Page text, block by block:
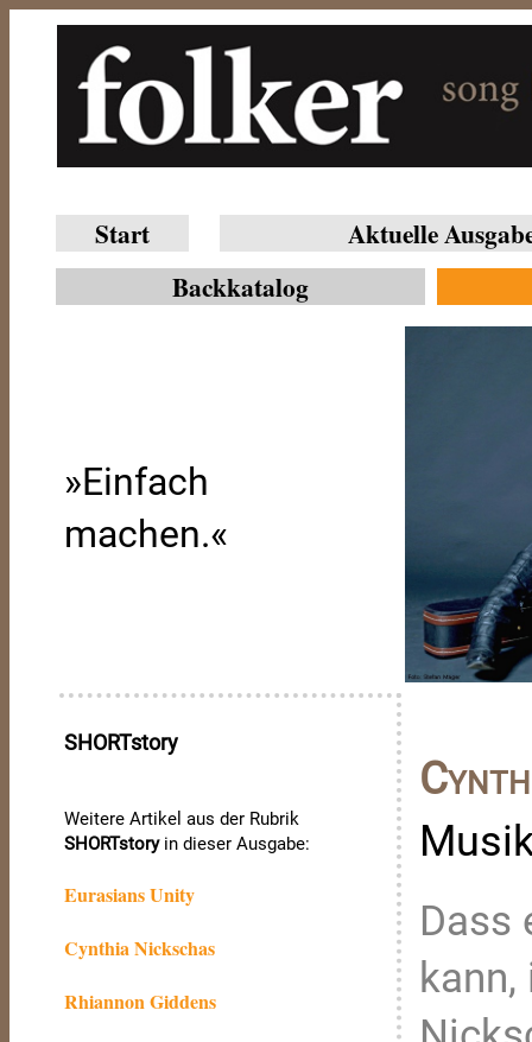
Start
Aktuelle
Backkatalog
»Einfach
machen.«
SHORTstory
Weitere Artikel aus der Rubrik
SHORTstoryin dieser Ausgabe:
Eurasians Unity
Cynthia Nickschas
Rhiannon Giddens
Dass